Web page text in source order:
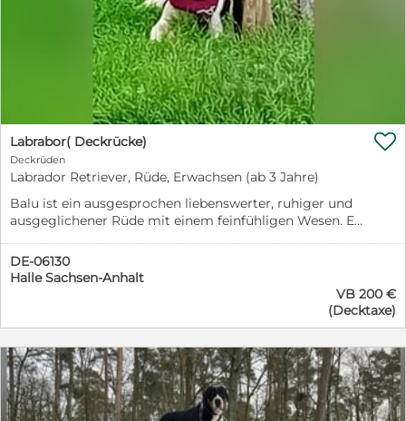
Labrabor( Deckrücke)
Deckrüden
Labrador Retriever, Rüde, Erwachsen (ab 3 Jahre)
Balu ist ein ausgesprochen liebenswerter, ruhiger und
ausgeglichener Rüde mit einem feinfühligen Wesen. Er
seinen tollen Charakter. Er ist reinerbig gelb. ( siehe
Foto ) Er steht geeigneten Hündinnen
verbandsunabhängig zum Decken zur Verfügung. Bei
Nachricht ! Ich habe schon 2 mal gedeckt und es sind
geimpft (mind. Pflichtimpfungen), entwurmt, gechipt,
mit EU-Heimtierausweis

DE-06130
Halle Sachsen-Anhalt
VB 200 €
(Decktaxe)